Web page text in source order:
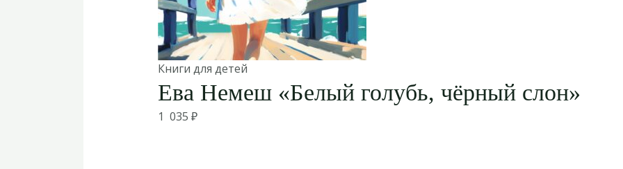
Книги для детей
Ева Немеш «Белый голубь, чёрный слон»
1 035 ₽